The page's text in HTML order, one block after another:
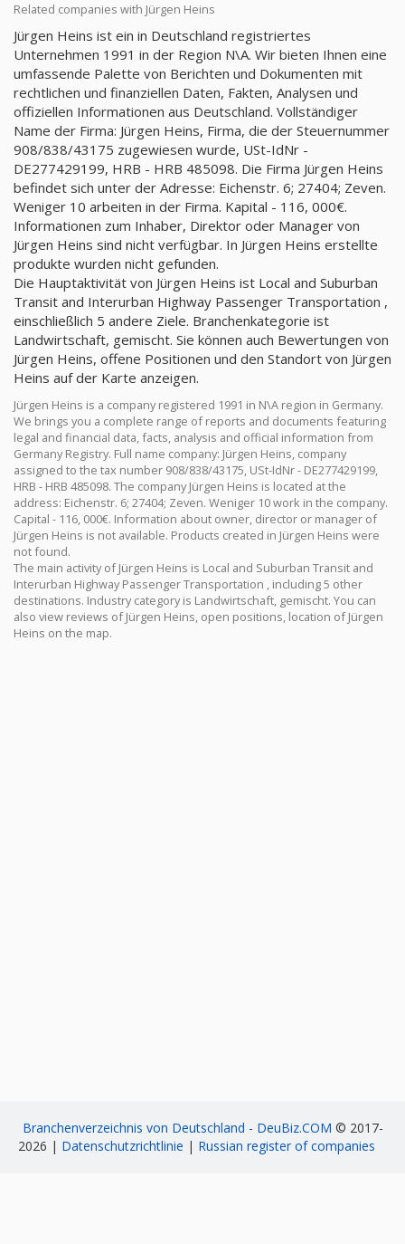
Related companies with Jürgen Heins
Jürgen Heins ist ein in Deutschland registriertes
Unternehmen 1991 in der Region N\A. Wir bieten Ihnen eine
umfassende Palette von Berichten und Dokumenten mit
rechtlichen und finanziellen Daten, Fakten, Analysen und
offiziellen Informationen aus Deutschland. Vollständiger
Name der Firma: Jürgen Heins, Firma, die der Steuernummer
908/838/43175 zugewiesen wurde, USt-IdNr -
DE277429199, HRB - HRB 485098. Die Firma Jürgen Heins
befindet sich unter der Adresse: Eichenstr. 6; 27404; Zeven.
Weniger 10 arbeiten in der Firma. Kapital - 116, 000€.
Informationen zum Inhaber, Direktor oder Manager von
Jürgen Heins sind nicht verfügbar. In Jürgen Heins erstellte
produkte wurden nicht gefunden.
Die Hauptaktivität von Jürgen Heins ist Local and Suburban
Transit and Interurban Highway Passenger Transportation ,
einschließlich 5 andere Ziele. Branchenkategorie ist
Landwirtschaft, gemischt. Sie können auch Bewertungen von
Jürgen Heins, offene Positionen und den Standort von Jürgen
Heins auf der Karte anzeigen.
Jürgen Heins is a company registered 1991 in N\A region in Germany.
We brings you a complete range of reports and documents featuring
legal and financial data, facts, analysis and official information from
Germany Registry. Full name company: Jürgen Heins, company
assigned to the tax number 908/838/43175, USt-IdNr - DE277429199,
HRB - HRB 485098. The company Jürgen Heins is located at the
address: Eichenstr. 6; 27404; Zeven. Weniger 10 work in the company.
Capital - 116, 000€. Information about owner, director or manager of
Jürgen Heins is not available. Products created in Jürgen Heins were
not found.
The main activity of Jürgen Heins is Local and Suburban Transit and
Interurban Highway Passenger Transportation , including 5 other
destinations. Industry category is Landwirtschaft, gemischt. You can
also view reviews of Jürgen Heins, open positions, location of Jürgen
Heins on the map.
Branchenverzeichnis von Deutschland - DeuBiz.COM © 2017-
2026 | Datenschutzrichtlinie | Russian register of companies